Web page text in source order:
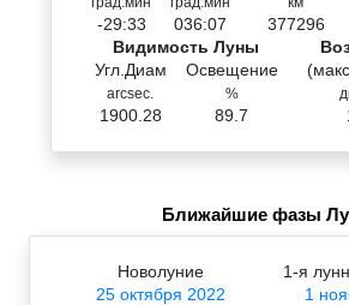
-29:33 036:07 377296
Видимость Луны
Угл.Диам
arcsec.
1900.28
Освещение
%
89.7
Ближайшие фазы
Новолуние
25 октября 2022
1-я
1